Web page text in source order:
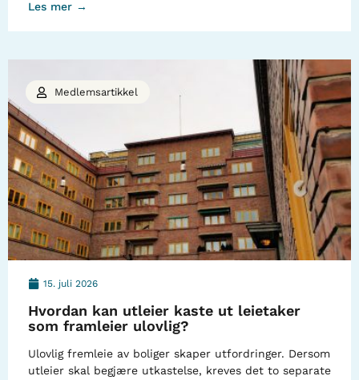
Les mer →
15. juli 2026
Hvordan kan utleier kaste ut leietaker
som framleier ulovlig?
Ulovlig fremleie av boliger skaper utfordringer. Dersom
utleier skal begjære utkastelse, kreves det to separate
Medlemsartikkel